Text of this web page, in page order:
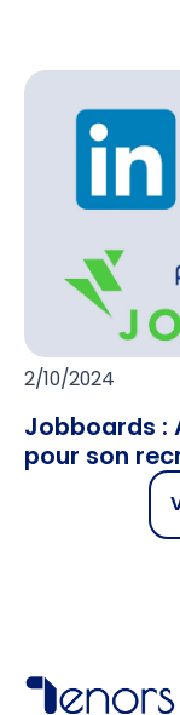
2/10/2024
Jobboards :
pour son